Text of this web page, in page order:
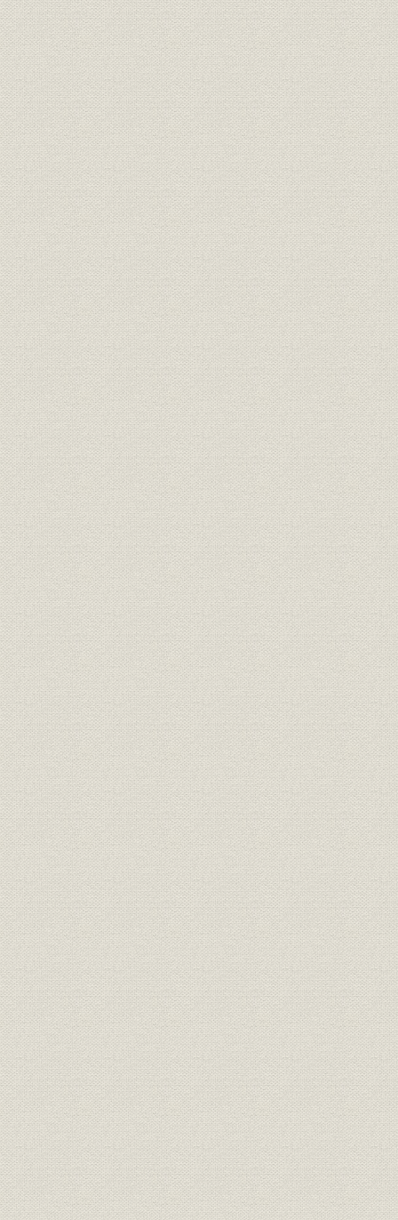
戦時経済への移行
太平洋戦争と鉄鋼生産
2 川崎重工業株式会社と社名変更
戦時体制に即応
社名変更
株式問題の結着
製鈑工場
製鋼工場
3 製鉄部門の新工場と関連会社
久慈製鉄所
特殊鋼工場
伊保工場
知多工場
関連会社
4 川崎重工業に製鉄所発足
戦争末期の状況
組織改正
第1章 川崎製鉄株式会社の発足
第1節 戦後混乱期の鉄鋼業
1 対日占領政策と鉄鋼業
賠償問題
財閥解体と過度経済力集中排除法
2 鉄鋼業の再建
傾斜生産方式
復興金融金庫融資と補給金
3 対日占領政策の変化と鉄鋼業
ストライク報告と賠償打切り
ドッジ・ライン下の鉄鋼業
企業合理化の努力
第2節 川崎重工業の再建
1 5取締役による会社運営
平和産業へ転換
合議制役員会の発足